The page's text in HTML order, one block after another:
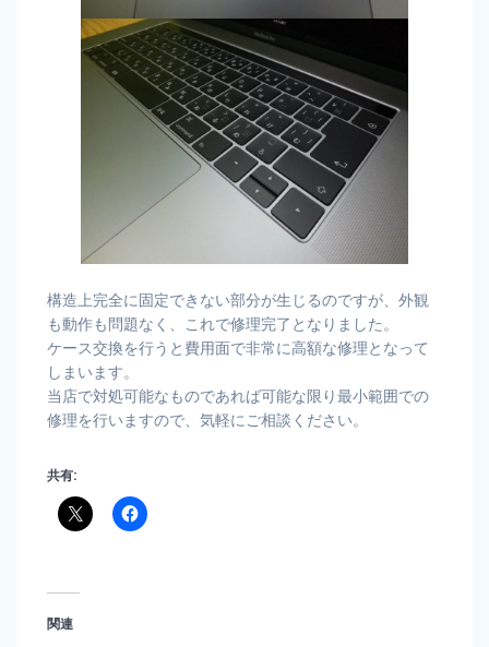
構造上完全に固定できない部分が生じるのですが、外観
も動作も問題なく、これで修理完了となりました。
ケース交換を行うと費用面で非常に高額な修理となって
しまいます。
当店で対処可能なものであれば可能な限り最小範囲での
修理を行いますので、気軽にご相談ください。
共有:
関連